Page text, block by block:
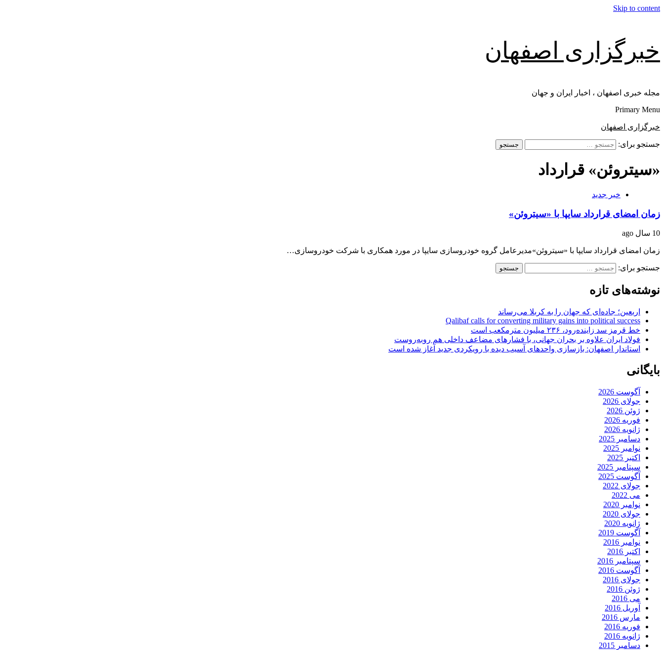
Skip to content
خبرگزاری اصفهان
مجله خبری اصفهان ، اخبار ایران و جهان
Primary Menu
خبرگزاری اصفهان
جستجو برای:
«سیتروئن» قرارداد
خبر جدید
زمان امضای قرارداد سایپا با «سیتروئن»
10 سال ago
زمان امضای قرارداد سایپا با «سیتروئن»مدیرعامل گروه خودروسازی سایپا در مورد همکاری با شرکت خودروسازی…
جستجو برای:
نوشته‌های تازه
اربعین؛ جاده‌ای که جهان را به کربلا می‌رساند
Qalibaf calls for converting military gains into political success
خط قرمز سد زاینده‌رود، ۲۳۶ میلیون مترمکعب است
فولاد ایران علاوه بر بحران جهانی، با فشارهای مضاعف داخلی هم روبه‌روست
استاندار اصفهان: بازسازی واحدهای آسیب دیده با رویکردی جدید آغاز شده است
بایگانی
آگوست 2026
جولای 2026
ژوئن 2026
فوریه 2026
ژانویه 2026
دسامبر 2025
نوامبر 2025
اکتبر 2025
سپتامبر 2025
آگوست 2025
جولای 2022
می 2022
نوامبر 2020
جولای 2020
ژانویه 2020
آگوست 2019
نوامبر 2016
اکتبر 2016
سپتامبر 2016
آگوست 2016
جولای 2016
ژوئن 2016
می 2016
آوریل 2016
مارس 2016
فوریه 2016
ژانویه 2016
دسامبر 2015